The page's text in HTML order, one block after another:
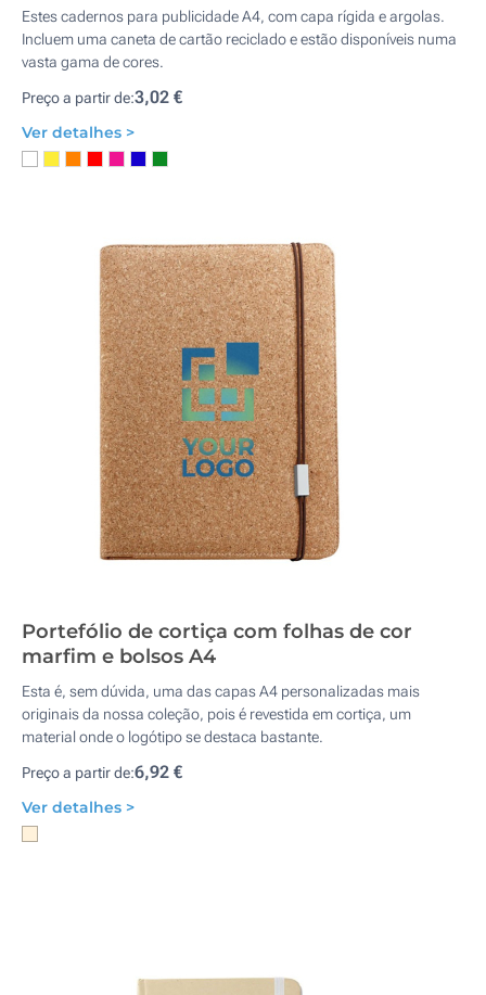
Estes cadernos para publicidade A4, com capa rígida e argolas.
Incluem uma caneta de cartão reciclado e estão disponíveis numa
vasta gama de cores.
Preço a partir de:3,02 €
Ver detalhes >
Portefólio de cortiça com folhas de cor
marfim e bolsos A4
Esta é, sem dúvida, uma das capas A4 personalizadas mais
originais da nossa coleção, pois é revestida em cortiça, um
material onde o logótipo se destaca bastante.
Preço a partir de:6,92 €
Ver detalhes >